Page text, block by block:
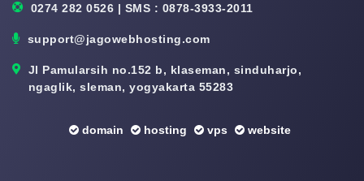
0274 282 0526 | SMS : 0878-3933-2011
support@jagowebhosting.com
Jl Pamularsih no.152 b, klaseman, sinduharjo,
ngaglik, sleman, yogyakarta 55283
domain hosting vps website